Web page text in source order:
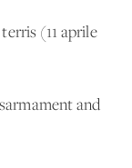
(11 aprile
and